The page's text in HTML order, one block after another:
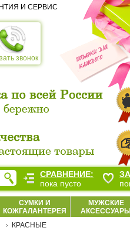
звонок
И СЕРВИС
СУМКИ И
КОЖГАЛАНТЕРЕЯ
МУЖСКИЕ
АКСЕССУАРЫ
КРАСНЫЕ
СРАВНЕНИЕ:
пока пусто